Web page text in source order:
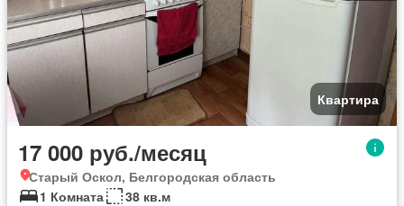
Квартира
17 000 руб./месяц
Старый Оскол, Белгородская область
1 Комната
38 кв.м